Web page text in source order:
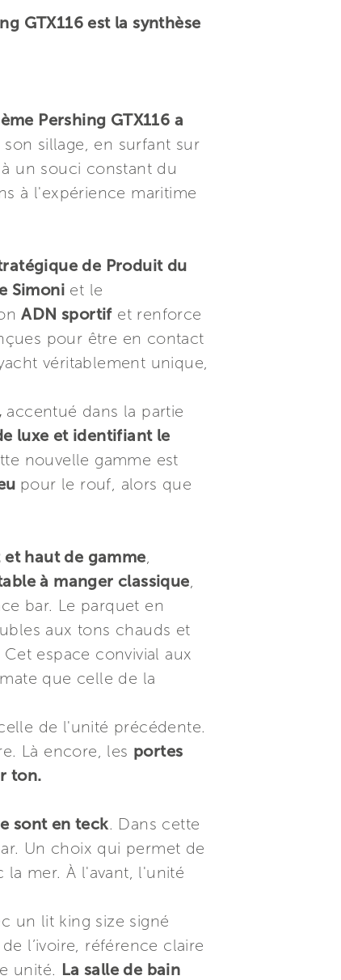
GTX116 est la synthèse
Pershing GTX116 a
sillage, en surfant sur
un souci constant du
à l'expérience maritime
de Produit du
Simoniet le
ADN sportifet renforce
pour être en contact
véritablement unique,
accentué dans la partie
luxe et identifiant le
nouvelle gamme est
pour le rouf, alors que
haut de gamme,
à manger classique,
bar. Le parquet en
aux tons chauds et
espace convivial aux
que celle de la
de l'unité précédente.
Là encore, les portes
ton.
sont en teck. Dans cette
Un choix qui permet de
mer. À l'avant, l'unité
un lit king size signé
l’ivoire, référence claire
unité. La salle de bain